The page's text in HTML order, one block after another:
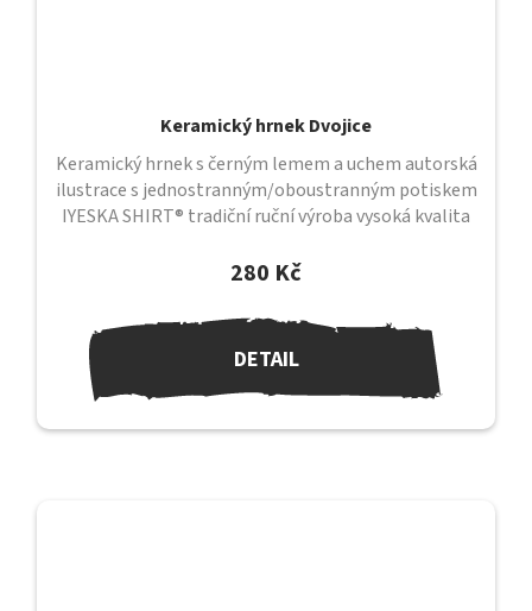
Keramický hrnek Dvojice
280 Kč
DETAIL
Keramický hrnek s černým lemem a uchem autorská
ilustrace s jednostranným/oboustranným potiskem
IYESKA SHIRT® tradiční ruční výroba vysoká kvalita